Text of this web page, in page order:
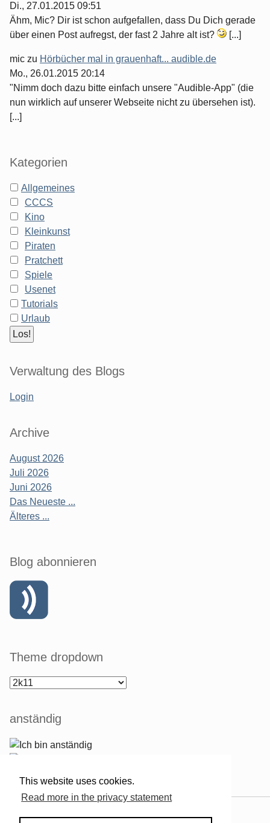
This website uses cookies.
Read more in the privacy statement
Di., 27.01.2015 09:51
Ähm, Mic? Dir ist schon aufgefallen, dass Du Dich gerade
über einen Post aufregst, der fast 2 Jahre alt ist?
[...]
mic zu Hörbücher mal in grauenhaft... audible.de
Mo., 26.01.2015 20:14
"Nimm doch dazu bitte einfach unsere "Audible-App" (die
nun wirklich auf unserer Webseite nicht zu übersehen ist).
[...]
Kategorien
Allgemeines
CCCS
Kino
Kleinkunst
Piraten
Pratchett
Spiele
Usenet
Tutorials
Urlaub
Verwaltung des Blogs
Login
Archive
August 2026
Juli 2026
Juni 2026
Das Neueste ...
Älteres ...
Blog abonnieren
Theme dropdown
anständig